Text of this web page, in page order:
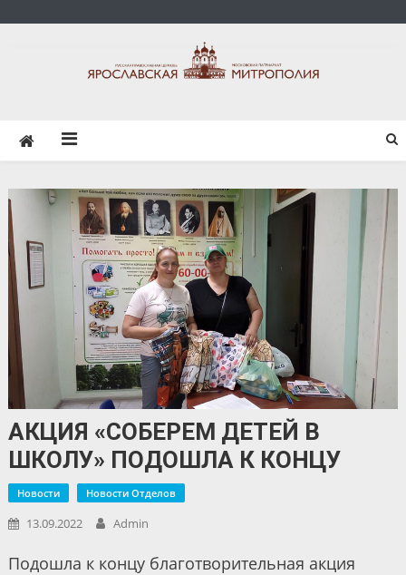
АКЦИЯ «СОБЕРЕМ ДЕТЕЙ В
ШКОЛУ» ПОДОШЛА К КОНЦУ
Новости Новости Отделов
13.09.2022 Admin
Подошла к концу благотворительная акция